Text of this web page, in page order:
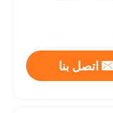
اتصل بنا